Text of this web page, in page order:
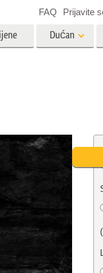
Obnova
Dućan
FAQ Prijavite